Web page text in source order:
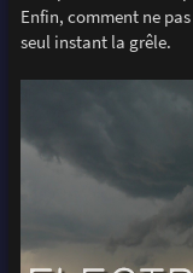
Enfin, comment ne
seul instant la grêle.